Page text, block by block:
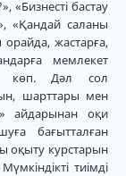
«Бизнесті бастау
«Қандай саланы
жастарға,
мемлекет
көп. Дәл сол
шарттары мен
айдарынан оқи
бағытталған
оқыту курстарын
тиімді